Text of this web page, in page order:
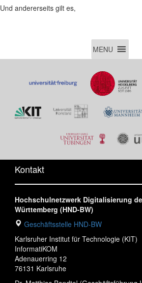
Und andererseits gilt es,
MENU
Kontakt
Hochschulnetzwerk Digitalisierung
Württemberg (HND-BW)
Geschäftsstelle HND-BW
Karlsruher Institut für Technologie (KIT)
InformatiKOM
Adenauerring 12
76131 Karlsruhe